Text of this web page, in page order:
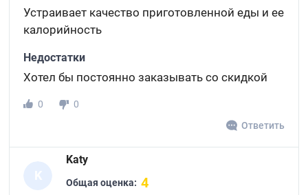
Устраивает качество приготовленной еды и ее
калорийность
Недостатки
Хотел бы постоянно заказывать со скидкой
0
0
Ответить
K
Katy
Общая оценка: 4